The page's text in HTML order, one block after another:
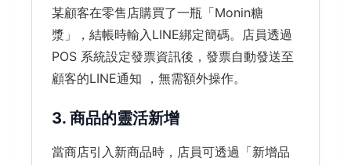
某顧客在零售店購買了一瓶「Monin糖
漿」，結帳時輸入LINE綁定簡碼。店員透過
POS 系統設定發票資訊後，發票自動發送至
顧客的LINE通知 ，無需額外操作。
3. 商品的靈活新增
當商店引入新商品時，店員可透過「新增品